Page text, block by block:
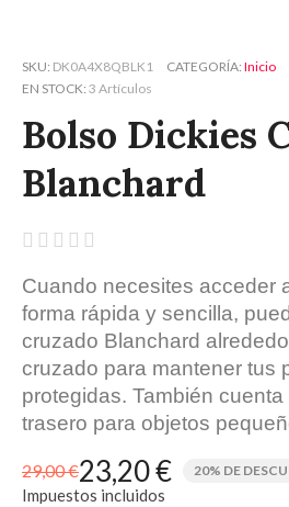
SKU DK0A4X8QBLK1 CATEGORÍA Inicio
EN STOCK 3 Artículos
Bolso Dickies
Blanchard
    
Cuando necesites acceder
forma rápida y sencilla,
cruzado Blanchard
cruzado para mantener tus
protegidas. También
trasero para objetos
29,00 €23,20 € 20% DE
Impuestos incluidos